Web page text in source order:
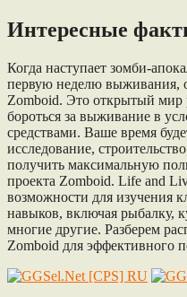
Интересные
Когда наступает зомби-
первую неделю выживания,
Zomboid. Это открытый мир
бороться за выживание в
средствами. Ваше время
исследование,
получить максимальную
проекта Zomboid. Life and
возможности для изучения
навыков, включая рыбалку,
многие другие. Разберем
Zomboid для эффективного